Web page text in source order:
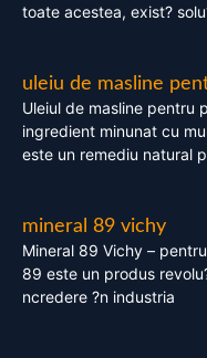
toate acestea, exist?
uleiu de masline
Uleiul de masline pentru
ingredient minunat cu
este un remediu natural
mineral 89 vichy
Mineral 89 Vichy –
89 este un produs
ncredere ?n industria